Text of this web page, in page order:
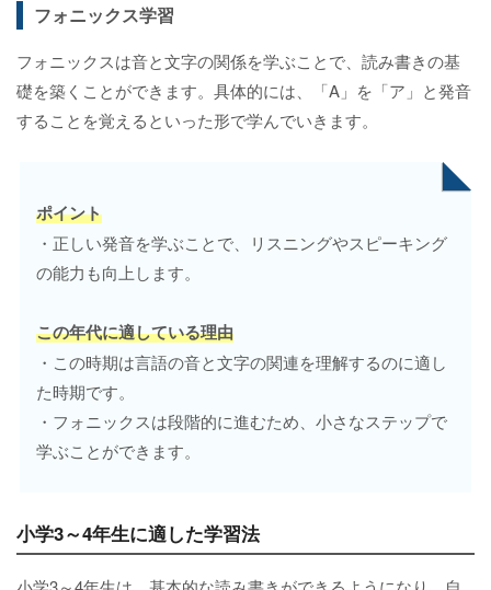
フォニックス学習
フォニックスは音と文字の関係を学ぶことで、読み書きの基
礎を築くことができます。具体的には、「A」を「ア」と発音
することを覚えるといった形で学んでいきます。
ポイント
・正しい発音を学ぶことで、リスニングやスピーキング
の能力も向上します。
この年代に適している理由
・この時期は言語の音と文字の関連を理解するのに適し
た時期です。
・フォニックスは段階的に進むため、小さなステップで
学ぶことができます。
小学3～4年生に適した学習法